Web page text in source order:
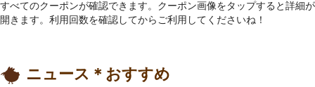
すべてのクーポンが確認できます。クーポン画像をタップすると詳細が
開きます。利用回数を確認してからご利用してくださいね！
ニュース＊おすすめ